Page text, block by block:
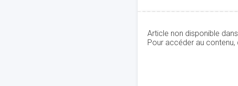
Article non disponible
Pour accéder au contenu,